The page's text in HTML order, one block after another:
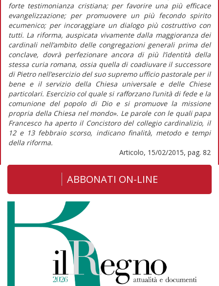
forte testimonianza cristiana; per favorire una più efficace
evangelizzazione; per promuovere un più fecondo spirito
ecumenico; per incoraggiare un dialogo più costruttivo con
tutti. La riforma, auspicata vivamente dalla maggioranza dei
cardinali nell’ambito delle congregazioni generali prima del
conclave, dovrà perfezionare ancora di più l’identità della
stessa curia romana, ossia quella di coadiuvare il successore
di Pietro nell’esercizio del suo supremo ufficio pastorale per il
bene e il servizio della Chiesa universale e delle Chiese
particolari. Esercizio col quale si rafforzano l’unità di fede e la
comunione del popolo di Dio e si promuove la missione
propria della Chiesa nel mondo». Le parole con le quali papa
Francesco ha aperto il Concistoro del collegio cardinalizio, il
12 e 13 febbraio scorso, indicano finalità, metodo e tempi
della riforma.
Articolo, 15/02/2015, pag. 82
ABBONATI ON-LINE